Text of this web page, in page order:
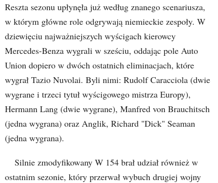
Reszta sezonu upłynęła już według znanego scenariusza,
w którym główne role odgrywają niemieckie zespoły. W
dziewięciu najważniejszych wyścigach kierowcy
Mercedes-Benza wygrali w sześciu, oddając pole Auto
Union dopiero w dwóch ostatnich eliminacjach, które
wygrał Tazio Nuvolai. Byli nimi: Rudolf Caracciola (dwie
wygrane i trzeci tytuł wyścigowego mistrza Europy),
Hermann Lang (dwie wygrane), Manfred von Brauchitsch
(jedna wygrana) oraz Anglik, Richard "Dick" Seaman
(jedna wygrana).
Silnie zmodyfikowany W 154 brał udział również w
ostatnim sezonie, który przerwał wybuch drugiej wojny